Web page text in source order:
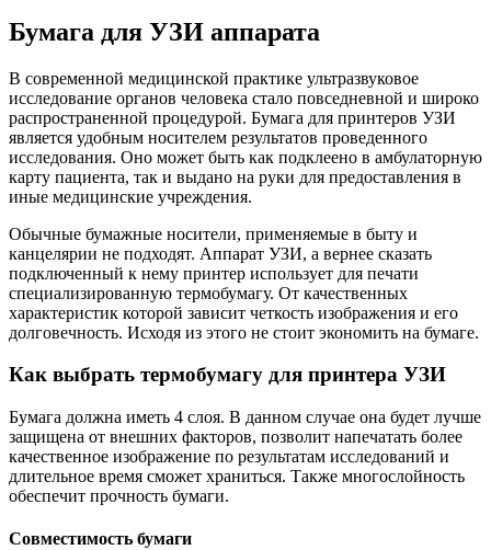
Бумага для УЗИ аппарата
В современной медицинской практике ультразвуковое
исследование органов человека стало повседневной и широко
распространенной процедурой. Бумага для принтеров УЗИ
является удобным носителем результатов проведенного
исследования. Оно может быть как подклеено в амбулаторную
карту пациента, так и выдано на руки для предоставления в
иные медицинские учреждения.
Обычные бумажные носители, применяемые в быту и
канцелярии не подходят. Аппарат УЗИ, а вернее сказать
подключенный к нему принтер использует для печати
специализированную термобумагу. От качественных
характеристик которой зависит четкость изображения и его
долговечность. Исходя из этого не стоит экономить на бумаге.
Как выбрать термобумагу для принтера УЗИ
Бумага должна иметь 4 слоя. В данном случае она будет лучше
защищена от внешних факторов, позволит напечатать более
качественное изображение по результатам исследований и
длительное время сможет храниться. Также многослойность
обеспечит прочность бумаги.
Совместимость бумаги